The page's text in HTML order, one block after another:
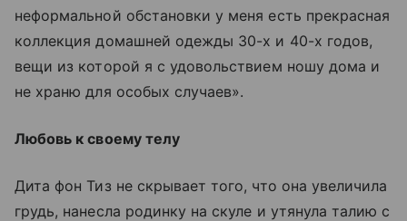
неформальной обстановки у меня есть прекрасная
коллекция домашней одежды 30-х и 40-х годов,
вещи из которой я с удовольствием ношу дома и
не храню для особых случаев».
Любовь к своему телу
Дита фон Тиз не скрывает того, что она увеличила
грудь, нанесла родинку на скуле и утянула талию с